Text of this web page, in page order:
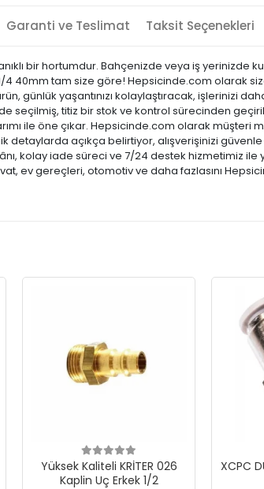
Garanti ve Teslimat Taksit Seçenekleri
bir hortumdur. Bahçenizde veya iş
4 40mm tam size göre! Hepsicinde.com olarak
günlük yaşantınızı kolaylaştıracak, işlerinizi
seçilmiş, titiz bir stok ve kontrol sürecinden
ile öne çıkar. Hepsicinde.com olarak
açıkça belirtiyor, alışverişinizi
kolay iade süreci ve 7/24 destek hizmetimiz ile
ev gereçleri, otomotiv ve daha fazlasını
Yüksek Kaliteli KRİTER 026
Kaplin Uç Erkek 1/2
XCPC